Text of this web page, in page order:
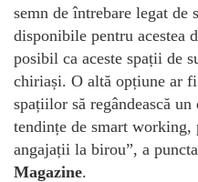
semn de întrebare legat de
disponibile pentru acestea
posibil ca aceste spații de
chiriași. O altă opțiune ar
spațiilor să regândească
tendințe de smart working,
angajații la birou”, a
Magazine.